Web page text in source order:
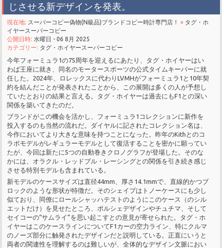
じさせる新デザインを発表。
現在地: スーパーコピー偽物(N級品)ブランドコピー時計専門店！ » タグ・ホ
イヤースーパーコピー
公開日時:水曜日 - 06 8月 2025
カテゴリー: タグ・ホイヤースーパーコピー
今年フォーミュラ1の75周年を迎えるにあたり、タグ・ホイヤーはい
わば王座に就き、同名のモータースポーツの公式タイムキーパーに就
任した。2024年、ロレックスに代わりLVMHがフォーミュラ1と10年契
約を結んだことが発表されたことから、この展開は多くの人が予想し
ていたとおりの結果と言える。タグ・ホイヤーは過去にもF1との深い
関係を築いてきたのだ。
ブランドがこの機会を活かし、フォーミュラ1コレクションに新作を
投入するのも当然の流れだ。ダイヤルに記されたコレクション名は、
今作においてより大きな意味を持つことになった。昨年のKithとのコ
ラボモデルがレギュラーモデルとして復活することを密かに願ってい
たが、今回は新たに5つの自動巻きクロノグラフが登場した。そのな
かには、オラクル・レッドブル・レーシングとの関係を引き続き感じ
させる特別モデルも含まれている。
新モデルのケースサイズは直径44mm、厚さ14.1mmで、直線的かつブ
ロックのような形状が特徴だ。そのシェイプはトノーケースにも少し
似ており、同僚にロールシャッハテストのようにこのケース（のシル
エットだけ）を見せたところ、ポルシェデザインやチュチマ、そして
セイコーの“サムライ”を思い起こすとの意見が寄せられた。タグ・ホ
イヤーはこのケースラインについてF1カーの空力ライン、特にクルマ
のノーズ部分に触発されたデザインだと説明している。正直にいうと
両者の関連性を理解するのは難しいが、全体的なデザイン文脈におい